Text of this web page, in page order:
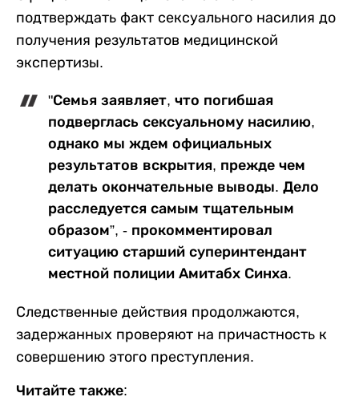
подтверждать факт сексуального насилия до
получения результатов медицинской
экспертизы.
"Семья заявляет, что погибшая
подверглась сексуальному насилию,
однако мы ждем официальных
результатов вскрытия, прежде чем
делать окончательные выводы. Дело
расследуется самым тщательным
образом”, - прокомментировал
ситуацию старший суперинтендант
местной полиции Амитабх Синха.
Следственные действия продолжаются,
задержанных проверяют на причастность к
совершению этого преступления.
Читайте также: